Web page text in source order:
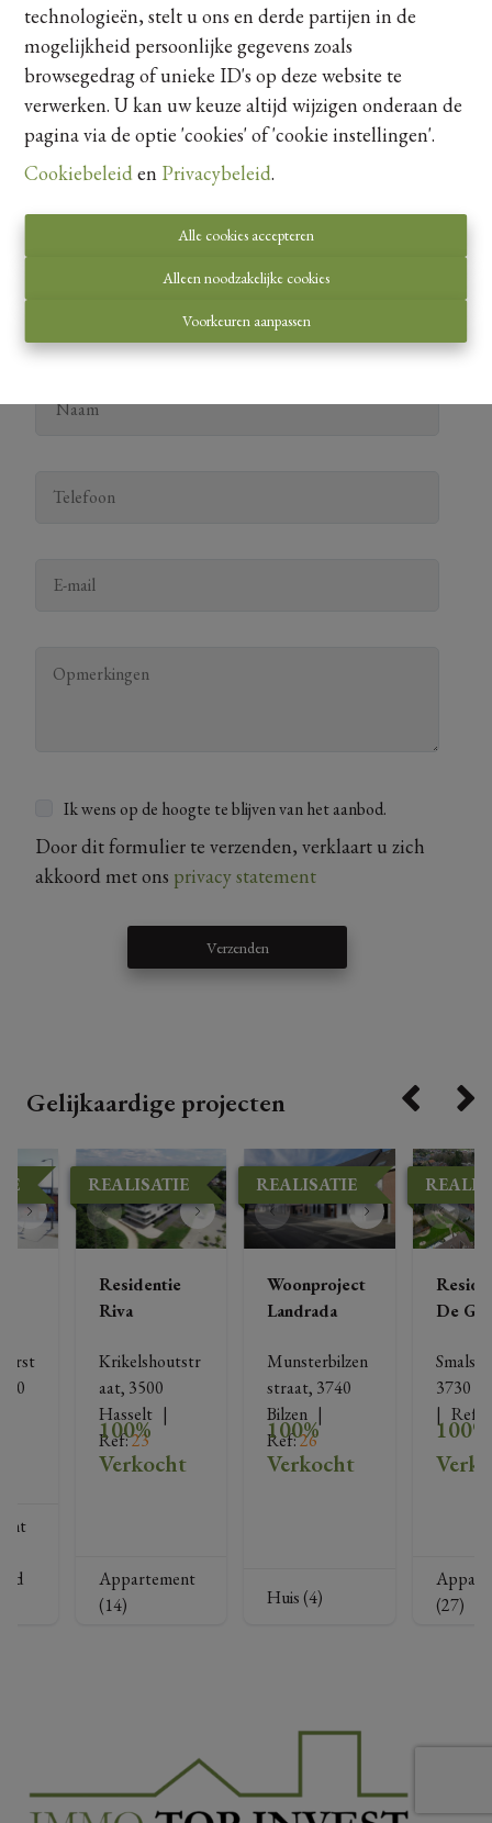
technologieën, stelt u ons en derde partijen in de
mogelijkheid persoonlijke gegevens zoals
browsegedrag of unieke ID's op deze website te
verwerken. U kan uw keuze altijd wijzigen onderaan de
pagina via de optie 'cookies' of 'cookie instellingen'.
Cookiebeleid en Privacybeleid.
Alle cookies accepteren
Alleen noodzakelijke cookies
Voorkeuren aanpassen
hier hand en hand. Achter dit gebouw gaan 5 éénslaapkamer
appartementen, 9 tweeslaapkamer appartementen en 6
drieslaapkamer appartementen schuil.
Contacteer ons
Ik wens op de hoogte te blijven van het aanbod.
Door dit formulier te verzenden, verklaart u zich
akkoord met ons privacy statement
Verzenden
Gelijkaardige projecten
REALISATIE
Residentie
Riva
Krikelshoutstr
aat, 3500
Hasselt
Ref: 23
100%
Verkocht
Appartement
(14)
REALISATIE
Woonproject
Landrada
Munsterbilzen
straat, 3740
Bilzen
Ref: 26
100%
Verkocht
Huis (4)
De
3730
| Ref
100%
(27)